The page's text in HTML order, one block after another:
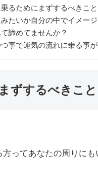
るためにまずするべきこと
たいか自分の中でイメー
諦めてませんか？
事で運気の流れに乗る事
ずするべきこと
ってあなたの周りに